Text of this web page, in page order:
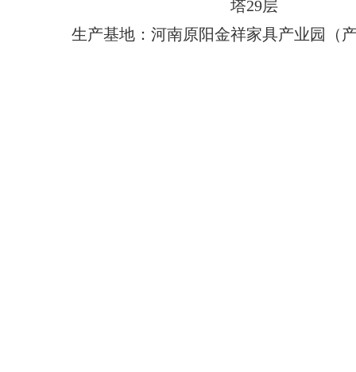
塔29层
生产基地：河南原阳金祥家具产业园（